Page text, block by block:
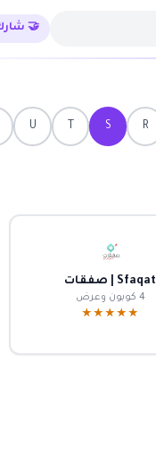
🤝
R
S
T
U
Sfaqat | صفقات
4 كوبون وعرض
★★★★★